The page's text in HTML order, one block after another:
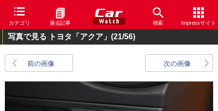
カテゴリ 過去記事 検索 Impressサイト
写真で見る トヨタ「アクア」 (21/56)
前の画像 次の画像